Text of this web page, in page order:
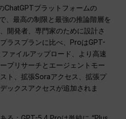
ChatGPTプラットフォームの
、最高の制限と最強の推論階層を
開発者、専門家のために設計さ
ラスプランに比べ、ProはGPT-
ァイルアップロード、より高速
プリサーチとエージェントモー
ト、拡張Soraアクセス、拡張プ
ックスアクセスが追加されま